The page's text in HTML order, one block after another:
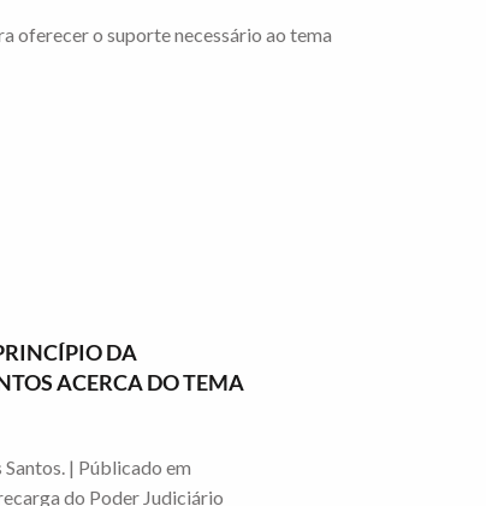
oferecer o suporte necessário ao tema
DA
ACERCA DO TEMA
| Públicado em
do Poder Judiciário